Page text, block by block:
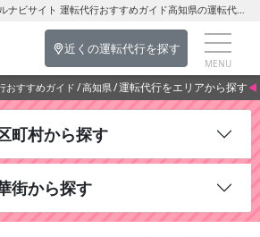
全国の運転代行業者のポータルナビサイト 運転代行おすすめガイド高知県の運転代行をエリアから探す
近くの運転代行を探す
おすすめガイド 高知県 運転代行をエリアから探す
町村から探す
街から探す